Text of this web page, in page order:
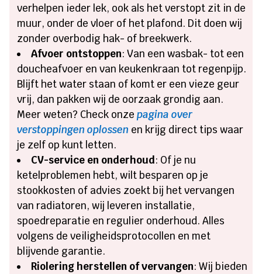
verhelpen ieder lek, ook als het verstopt zit in de
muur, onder de vloer of het plafond. Dit doen wij
zonder overbodig hak- of breekwerk.
Afvoer ontstoppen: Van een wasbak- tot een
doucheafvoer en van keukenkraan tot regenpijp.
Blijft het water staan of komt er een vieze geur
vrij, dan pakken wij de oorzaak grondig aan.
Meer weten? Check onzepagina over
verstoppingen oplossen en krijg direct tips waar
je zelf op kunt letten.
CV-service en onderhoud: Of je nu
ketelproblemen hebt, wilt besparen op je
stookkosten of advies zoekt bij het vervangen
van radiatoren, wij leveren installatie,
spoedreparatie en regulier onderhoud. Alles
volgens de veiligheidsprotocollen en met
blijvende garantie.
Riolering herstellen of vervangen: Wij bieden